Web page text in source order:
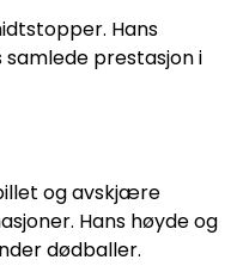
Hans
prestasjon i
og avskjære
Hans høyde og
dødballer.